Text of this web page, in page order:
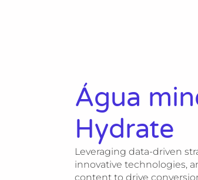
Água
Hydrate
Leveraging data-driven
innovative technologies,
content to drive